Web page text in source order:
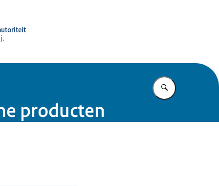
Vul in wat u
producten